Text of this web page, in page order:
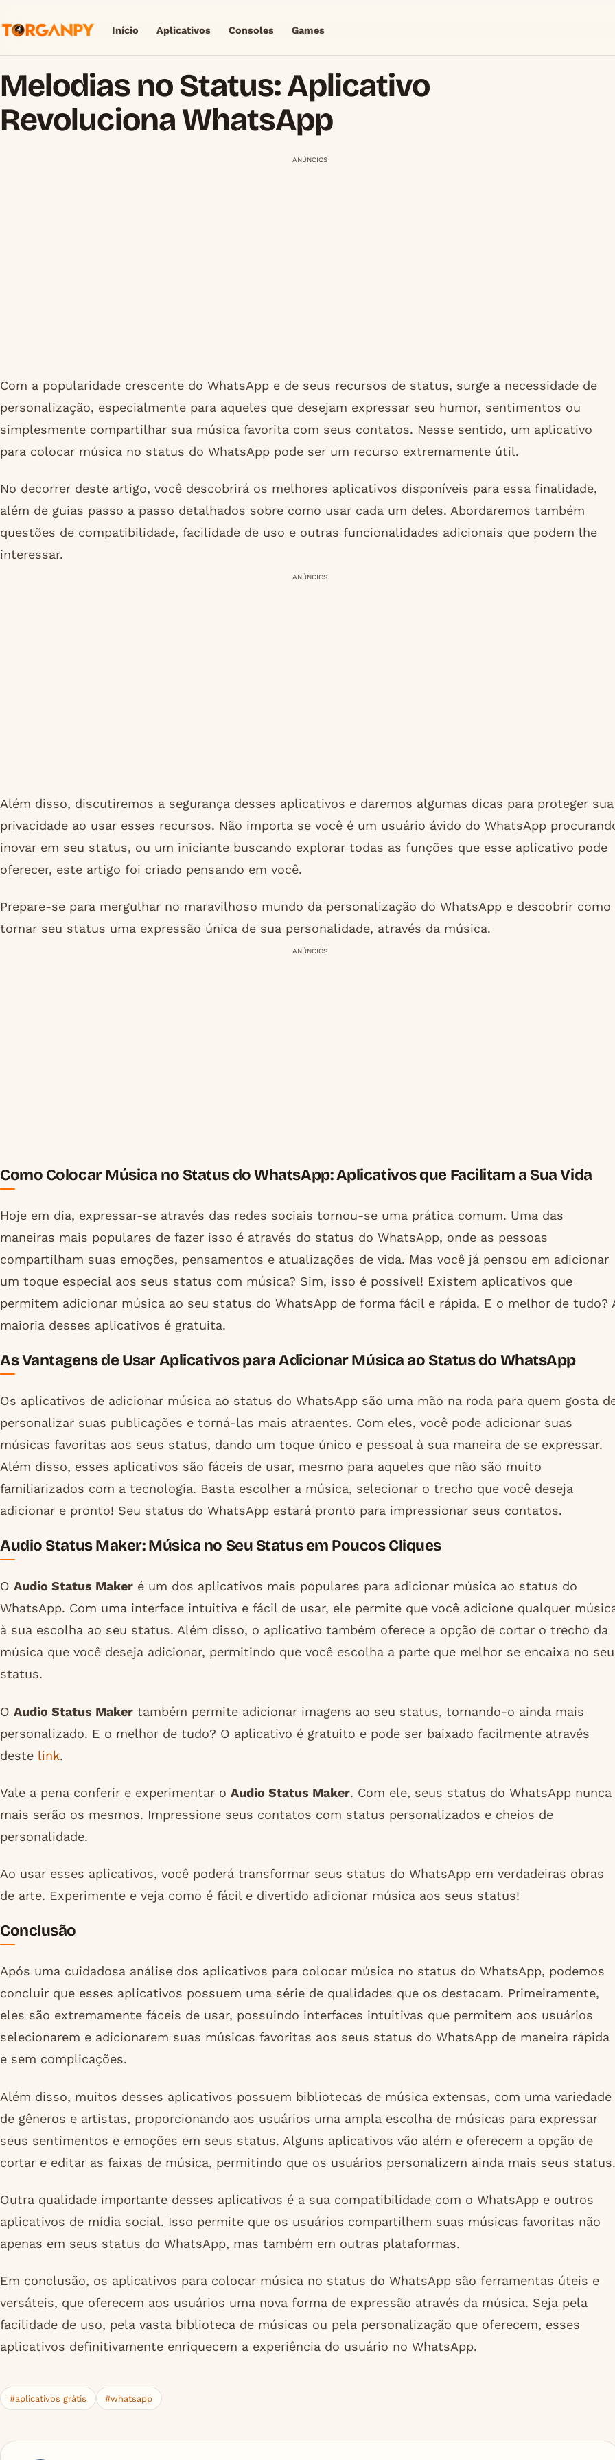
Início Aplicativos Consoles Games
Melodias no Status: Aplicativo
Revoluciona WhatsApp
ANÚNCIOS
Com a popularidade crescente do WhatsApp e de seus recursos de status, surge a necessidade de
personalização, especialmente para aqueles que desejam expressar seu humor, sentimentos ou
simplesmente compartilhar sua música favorita com seus contatos. Nesse sentido, um aplicativo
para colocar música no status do WhatsApp pode ser um recurso extremamente útil.
No decorrer deste artigo, você descobrirá os melhores aplicativos disponíveis para essa finalidade,
além de guias passo a passo detalhados sobre como usar cada um deles. Abordaremos também
questões de compatibilidade, facilidade de uso e outras funcionalidades adicionais que podem lhe
interessar.
ANÚNCIOS
Além disso, discutiremos a segurança desses aplicativos e daremos algumas dicas para proteger sua
privacidade ao usar esses recursos. Não importa se você é um usuário ávido do WhatsApp
inovar em seu status, ou um iniciante buscando explorar todas as funções que esse aplicativo pode
oferecer, este artigo foi criado pensando em você.
Prepare-se para mergulhar no maravilhoso mundo da personalização do WhatsApp e descobrir como
tornar seu status uma expressão única de sua personalidade, através da música.
ANÚNCIOS
Como Colocar Música no Status do WhatsApp: Aplicativos que Facilitam a Sua Vida
Hoje em dia, expressar-se através das redes sociais tornou-se uma prática comum. Uma das
maneiras mais populares de fazer isso é através do status do WhatsApp, onde as pessoas
compartilham suas emoções, pensamentos e atualizações de vida. Mas você já pensou em adicionar
um toque especial aos seus status com música? Sim, isso é possível! Existem aplicativos que
permitem adicionar música ao seu status do WhatsApp de forma fácil e rápida. E o melhor de tudo?
maioria desses aplicativos é gratuita.
As Vantagens de Usar Aplicativos para Adicionar Música ao Status do WhatsApp
Os aplicativos de adicionar música ao status do WhatsApp são uma mão na roda para quem gosta
personalizar suas publicações e torná-las mais atraentes. Com eles, você pode adicionar suas
músicas favoritas aos seus status, dando um toque único e pessoal à sua maneira de se expressar.
Além disso, esses aplicativos são fáceis de usar, mesmo para aqueles que não são muito
familiarizados com a tecnologia. Basta escolher a música, selecionar o trecho que você deseja
adicionar e pronto! Seu status do WhatsApp estará pronto para impressionar seus contatos.
Audio Status Maker: Música no Seu Status em Poucos Cliques
O Audio Status Maker é um dos aplicativos mais populares para adicionar música ao status do
WhatsApp. Com uma interface intuitiva e fácil de usar, ele permite que você adicione qualquer
à sua escolha ao seu status. Além disso, o aplicativo também oferece a opção de cortar o trecho da
música que você deseja adicionar, permitindo que você escolha a parte que melhor se encaixa no seu
status.
O Audio Status Maker também permite adicionar imagens ao seu status, tornando-o ainda mais
personalizado. E o melhor de tudo? O aplicativo é gratuito e pode ser baixado facilmente através
deste link.
Vale a pena conferir e experimentar o Audio Status Maker. Com ele, seus status do WhatsApp nunca
mais serão os mesmos. Impressione seus contatos com status personalizados e cheios de
personalidade.
Ao usar esses aplicativos, você poderá transformar seus status do WhatsApp em verdadeiras obras
de arte. Experimente e veja como é fácil e divertido adicionar música aos seus status!
Conclusão
Após uma cuidadosa análise dos aplicativos para colocar música no status do WhatsApp, podemos
concluir que esses aplicativos possuem uma série de qualidades que os destacam. Primeiramente,
eles são extremamente fáceis de usar, possuindo interfaces intuitivas que permitem aos usuários
selecionarem e adicionarem suas músicas favoritas aos seus status do WhatsApp de maneira rápida
e sem complicações.
Além disso, muitos desses aplicativos possuem bibliotecas de música extensas, com uma variedade
de gêneros e artistas, proporcionando aos usuários uma ampla escolha de músicas para expressar
seus sentimentos e emoções em seus status. Alguns aplicativos vão além e oferecem a opção de
cortar e editar as faixas de música, permitindo que os usuários personalizem ainda mais seus status.
Outra qualidade importante desses aplicativos é a sua compatibilidade com o WhatsApp e outros
aplicativos de mídia social. Isso permite que os usuários compartilhem suas músicas favoritas não
apenas em seus status do WhatsApp, mas também em outras plataformas.
Em conclusão, os aplicativos para colocar música no status do WhatsApp são ferramentas úteis e
versáteis, que oferecem aos usuários uma nova forma de expressão através da música. Seja pela
facilidade de uso, pela vasta biblioteca de músicas ou pela personalização que oferecem, esses
aplicativos definitivamente enriquecem a experiência do usuário no WhatsApp.
#aplicativos grátis #whatsapp